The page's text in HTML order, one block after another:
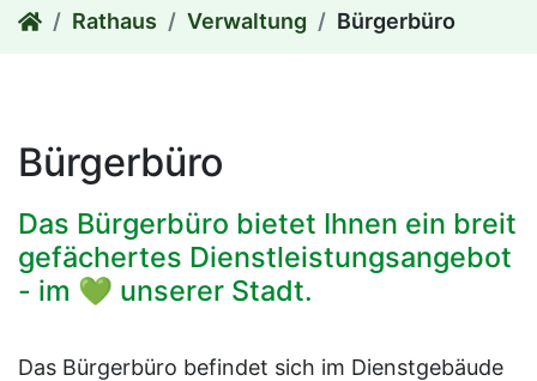
Rathaus Verwaltung Bürgerbüro
Bürgerbüro
Das Bürgerbüro bietet Ihnen ein breit
gefächertes Dienstleistungsangebot
- im 💚 unserer Stadt.
Das Bürgerbüro befindet sich im Dienstgebäude